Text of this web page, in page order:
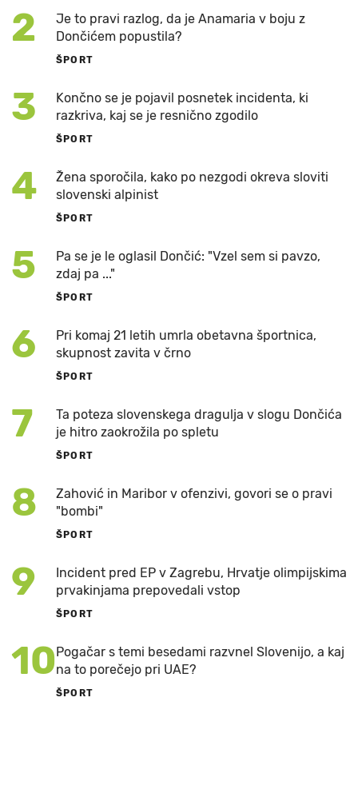
2
Je to pravi razlog, da je Anamaria v boju z
Dončićem popustila?
ŠPORT
3
Končno se je pojavil posnetek incidenta, ki
razkriva, kaj se je resnično zgodilo
ŠPORT
4
Žena sporočila, kako po nezgodi okreva sloviti
slovenski alpinist
ŠPORT
5
Pa se je le oglasil Dončić: "Vzel sem si pavzo,
zdaj pa ..."
ŠPORT
6
Pri komaj 21 letih umrla obetavna športnica,
skupnost zavita v črno
ŠPORT
7
Ta poteza slovenskega dragulja v slogu Dončića
je hitro zaokrožila po spletu
ŠPORT
8
Zahović in Maribor v ofenzivi, govori se o pravi
"bombi"
ŠPORT
9
Incident pred EP v Zagrebu, Hrvatje olimpijskima
prvakinjama prepovedali vstop
ŠPORT
10 Pogačar s temi besedami razvnel Slovenijo, a kaj
na to porečejo pri UAE?
ŠPORT